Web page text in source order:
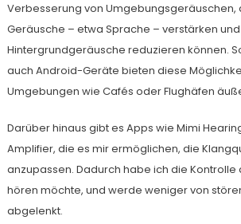
Verbesserung von Umgebungsgeräuschen,
Geräusche – etwa Sprache – verstärken und
Hintergrundgeräusche reduzieren können.
auch Android-Geräte bieten diese
Umgebungen wie Cafés oder Flughäfen
Darüber hinaus gibt es Apps wie Mimi
Amplifier, die es mir ermöglichen, die
anzupassen. Dadurch habe ich die Kontrolle
hören möchte, und werde weniger von
abgelenkt.